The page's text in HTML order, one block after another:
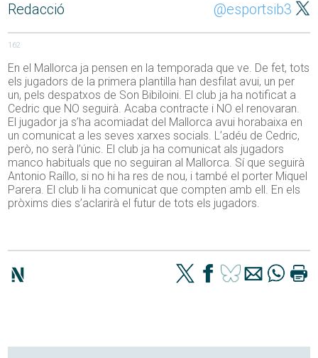
Redacció @esportsib3
162
En el Mallorca ja pensen en la temporada que ve. De fet, tots
els jugadors de la primera plantilla han desfilat avui, un per
un, pels despatxos de Son Bibiloini. El club ja ha notificat a
Cedric que NO seguirà. Acaba contracte i NO el renovaran.
El jugador ja s’ha acomiadat del Mallorca avui horabaixa en
un comunicat a les seves xarxes socials. L’adéu de Cedric,
però, no serà l’únic. El club ja ha comunicat als jugadors
manco habituals que no seguiran al Mallorca. Sí que seguirà
Antonio Raíllo, si no hi ha res de nou, i també el porter Miquel
Parera. El club li ha comunicat que compten amb ell. En els
pròxims dies s’aclarirà el futur de tots els jugadors.